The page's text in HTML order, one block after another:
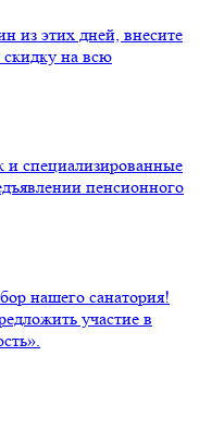
из этих дней, внесите
скидку на всю
и специализированные
пенсионного
нашего санатория!
участие в